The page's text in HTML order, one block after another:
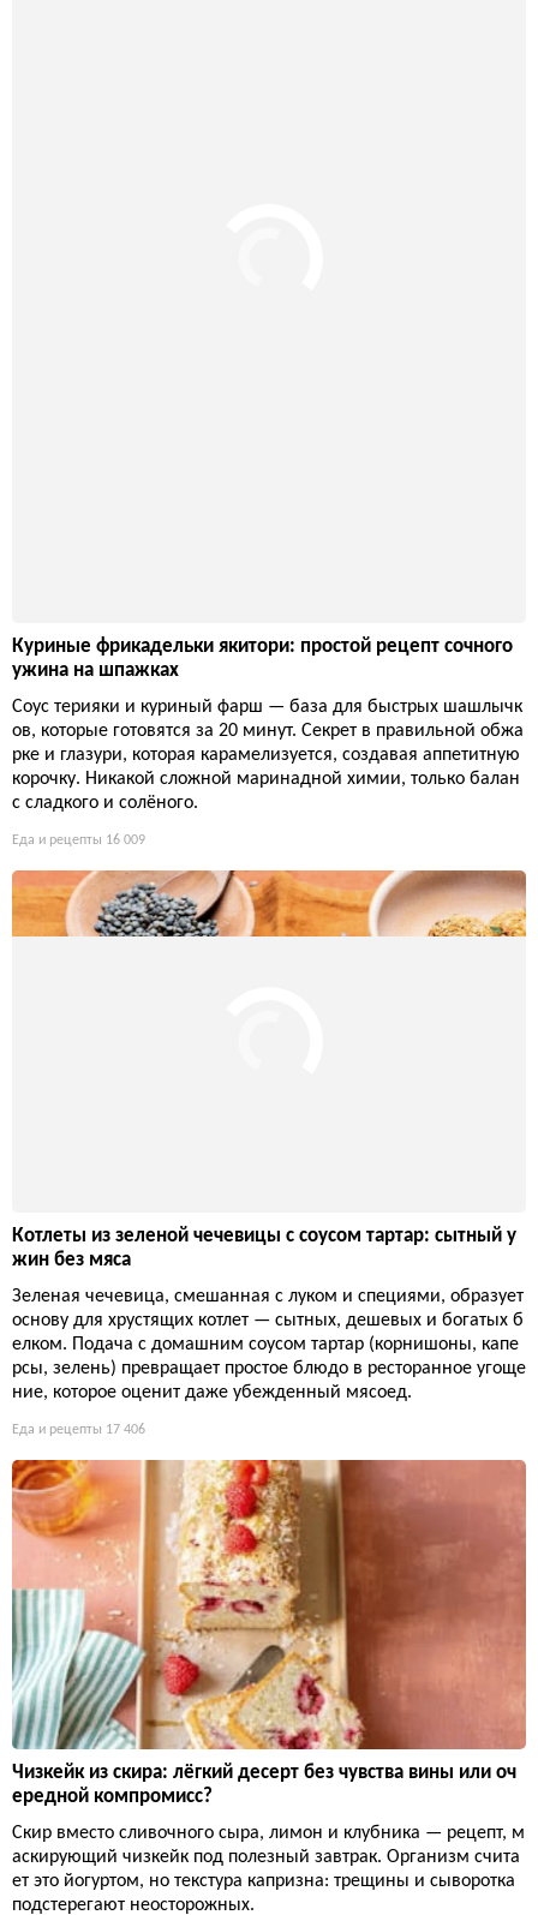
Куриные фрикадельки якитори: простой рецепт сочного
ужина на шпажках
Соус терияки и куриный фарш — база для быстрых шашлычк
ов, которые готовятся за 20 минут. Секрет в правильной обжа
рке и глазури, которая карамелизуется, создавая аппетитную
корочку. Никакой сложной маринадной химии, только балан
с сладкого и солёного.
Еда и рецепты 16 009
Котлеты из зеленой чечевицы с соусом тартар: сытный у
жин без мяса
Зеленая чечевица, смешанная с луком и специями, образует
основу для хрустящих котлет — сытных, дешевых и богатых б
елком. Подача с домашним соусом тартар (корнишоны, капе
рсы, зелень) превращает простое блюдо в ресторанное угоще
ние, которое оценит даже убежденный мясоед.
Еда и рецепты 17 406
Чизкейк из скира: лёгкий десерт без чувства вины или оч
ередной компромисс?
Скир вместо сливочного сыра, лимон и клубника — рецепт, м
аскирующий чизкейк под полезный завтрак. Организм счита
ет это йогуртом, но текстура капризна: трещины и сыворотка
подстерегают неосторожных.